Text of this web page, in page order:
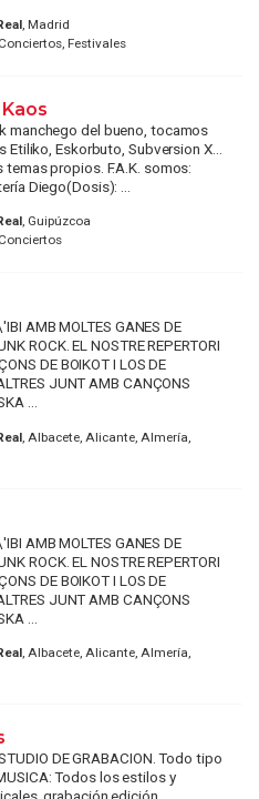
, Madrid
Festivales
manchego del bueno, tocamos
Etiliko, Eskorbuto, Subversion X...
temas propios. F.A.K. somos:
Diego(Dosis): ...
, Guipúzcoa
AMB MOLTES GANES DE
ROCK. EL NOSTRE REPERTORI
DE BOIKOT I LOS DE
JUNT AMB CANÇONS
...
, Albacete, Alicante, Almería,
AMB MOLTES GANES DE
ROCK. EL NOSTRE REPERTORI
DE BOIKOT I LOS DE
JUNT AMB CANÇONS
...
, Albacete, Alicante, Almería,
DE GRABACION. Todo tipo
Todos los estilos y